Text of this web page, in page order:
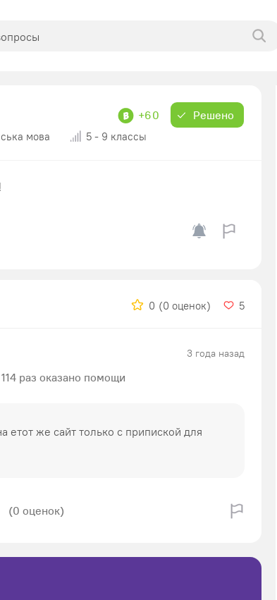
+60 Решено
мова 5 - 9 классы
0 (0 оценок) 5
3 года назад
раз оказано помощи
етот же сайт только с припиской для
(0 оценок)